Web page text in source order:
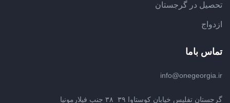
تحصیل در گرجستان
ازدواج
تماس باما
info@onegeorgia.ir
گرجستان تفلیس خیابان کوستاوا ۳۹_۳۸ جنب فیلارمونیا